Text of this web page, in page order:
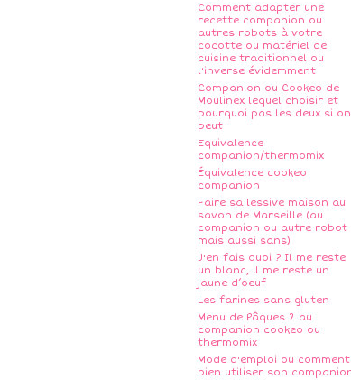
Comment adapter une
recette companion ou
autres robots à votre
cocotte ou matériel de
cuisine traditionnel ou
l'inverse évidemment
Companion ou Cookeo de
Moulinex lequel choisir et
pourquoi pas les deux si on
peut
Equivalence
companion/thermomix
Équivalence cookeo
companion
Faire sa lessive maison au
savon de Marseille (au
companion ou autre robot
mais aussi sans)
J'en fais quoi ? Il me reste
un blanc, il me reste un
jaune d’oeuf
Les farines sans gluten
Menu de Pâques 2 au
companion cookeo ou
thermomix
Mode d'emploi ou comment
bien utiliser son